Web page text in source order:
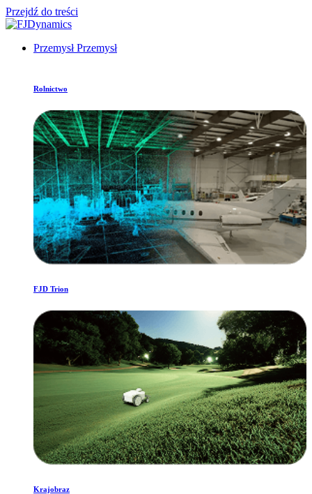
Przejdź do treści
Przemysł Przemysł
Rolnictwo
FJD Trion
Krajobraz